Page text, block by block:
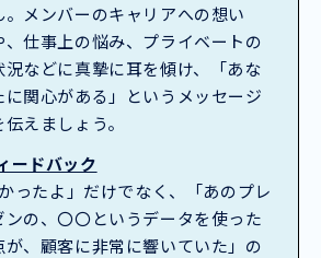
。メンバーのキャリアへの想い
、仕事上の悩み、プライベートの
況などに真摯に耳を傾け、「あな
に関心がある」というメッセージ
伝えましょう。
ードバック
かったよ」だけでなく、「あのプレ
ンの、〇〇というデータを使った
が、顧客に非常に響いていた」の